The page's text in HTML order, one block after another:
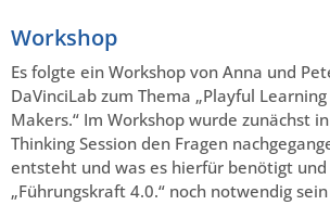
Workshop
Es folgte ein Workshop von Anna und
DaVinciLab zum Thema „Playful
Makers.“ Im Workshop wurde zunächst
Thinking Session den Fragen
entsteht und was es hierfür benötigt und
„Führungskraft 4.0.“ noch notwendig